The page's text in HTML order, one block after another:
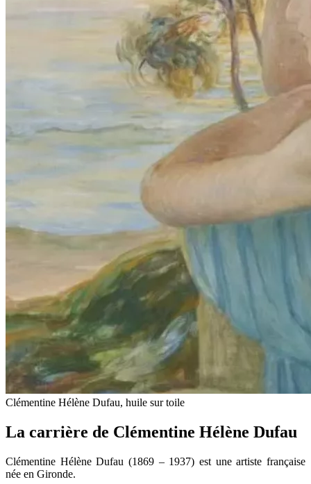
Clémentine Hélène Dufau, huile sur toile
La carrière de Clémentine Hélène Dufau
Clémentine Hélène Dufau (1869 – 1937) est une artiste française
née en Gironde.